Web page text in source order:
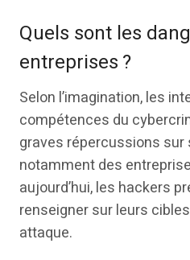
Quels sont les
entreprises ?
Selon l’imagination, les
compétences du
graves répercussions
notamment des
aujourd’hui, les hackers
renseigner sur leurs
attaque.